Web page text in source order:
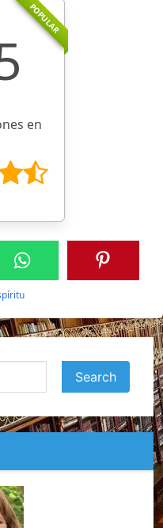
POPULAR
en